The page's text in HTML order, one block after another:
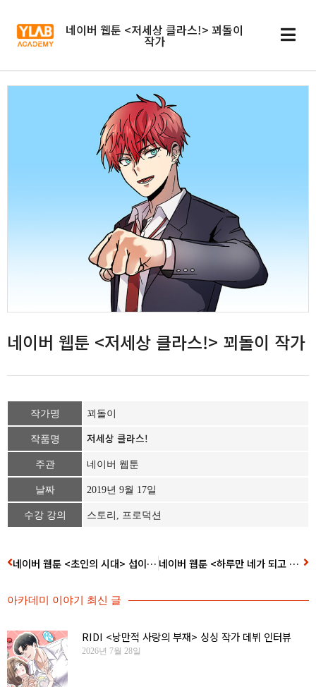
네이버 웹툰 <저세상 클라스!> 꾀돌이
작가
네이버 웹툰 <저세상 클라스!> 꾀돌이 작가
작가명 꾀돌이
작품명 저세상 클라스!
주관 네이버 웹툰
날짜 2019년 9월 17일
수강 강의 스토리, 프로덕션
네이버 웹툰 <초인의 시대> 섭이 작가 네이버 웹툰 <하루만 네가 되고 싶어> 삼 작가
아카데미 이야기 최신 글
RIDI <낭만적 사랑의 부재> 싱싱 작가 데뷔 인터뷰
2026년 7월 28일